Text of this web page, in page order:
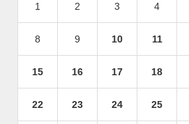
1 2 3 4
8 9 10 11
15 16 17 18
22 23 24 25